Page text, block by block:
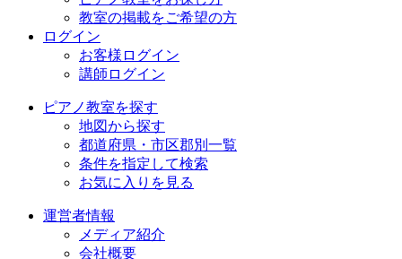
教室の掲載をご希望の方
ログイン
お客様ログイン
講師ログイン
ピアノ教室を探す
地図から探す
都道府県・市区郡別一覧
条件を指定して検索
お気に入りを見る
運営者情報
メディア紹介
会社概要